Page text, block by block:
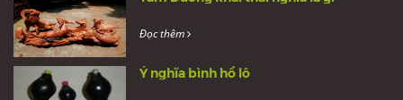
Đọc thêm
Ý nghĩa bình hồ lô